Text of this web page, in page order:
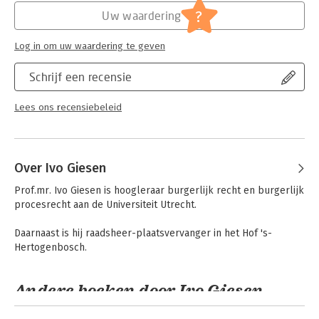
wetenschappers en anderen die met het burgerlijk
procesrecht van doen hebben. Het doel is de huidige stand van
zaken zo scherp en accuraat mogelijk weer te geven en om
daar een eigen visie aan toe te voegen.
Asser Procesrecht 1
- Praktisch en wetenschappelijk naslagwerk
- Diverse beginselen van het burgerlijk procesrecht
Burgerlijk procesrecht - Algemeen
Serie:
Asser Serie Procesrecht
Schrijf een recensie
Lees ons recensiebeleid
Uw waardering ?
Log in om uw waardering te geven
Over Ivo Giesen
Prof.mr. Ivo Giesen is hoogleraar burgerlijk recht en burgerlijk
procesrecht aan de Universiteit Utrecht.
Daarnaast is hij raadsheer-plaatsvervanger in het Hof 's-
Hertogenbosch.
Andere boeken door Ivo Giesen